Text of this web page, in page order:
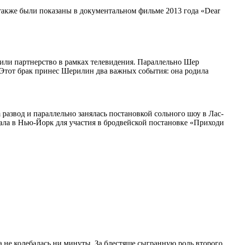
были показаны в документальном фильме 2013 года «Dear
партнерство в рамках телевидения. Параллельно Шер
брак принес Шерилин два важных события: она родила
и параллельно занялась постановкой сольного шоу в Лас-
в Нью-Йорк для участия в бродвейской постановке «Приходи
колебалась ни минуты. За блестяще сыгранную роль второго